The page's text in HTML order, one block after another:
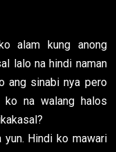
alam kung anong
lalo na hindi naman
ang sinabi nya pero
ko na walang halos
Hindi ko mawari